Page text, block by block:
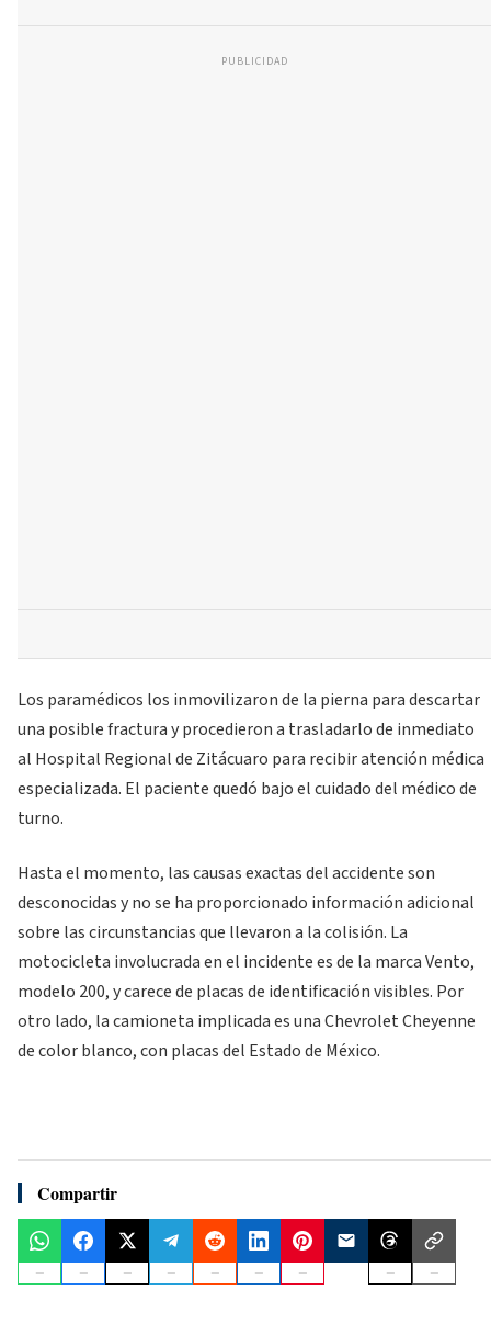
PUBLICIDAD
Los paramédicos los inmovilizaron de la pierna para descartar
una posible fractura y procedieron a trasladarlo de inmediato
al Hospital Regional de Zitácuaro para recibir atención médica
especializada. El paciente quedó bajo el cuidado del médico de
turno.
Hasta el momento, las causas exactas del accidente son
desconocidas y no se ha proporcionado información adicional
sobre las circunstancias que llevaron a la colisión. La
motocicleta involucrada en el incidente es de la marca Vento,
modelo 200, y carece de placas de identificación visibles. Por
otro lado, la camioneta implicada es una Chevrolet Cheyenne
de color blanco, con placas del Estado de México.
Compartir